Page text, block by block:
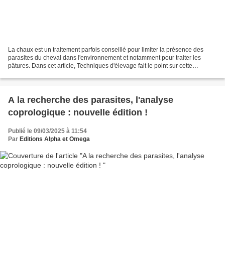
La chaux est un traitement parfois conseillé pour limiter la présence des
parasites du cheval dans l'environnement et notamment pour traiter les
pâtures. Dans cet article, Techniques d'élevage fait le point sur cette
A la recherche des parasites, l'analyse
coprologique : nouvelle édition !
Publié le 09/03/2025 à 11:54
Par Editions Alpha et Omega